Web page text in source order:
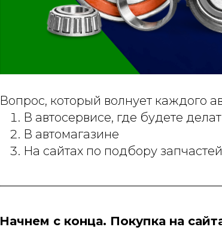
Вопрос, который волнует каждого
В автосервисе, где будете
В автомагазине
На сайтах по подбору запчастей
Начнем с конца. Покупка на